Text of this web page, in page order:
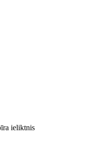
ieliktnis